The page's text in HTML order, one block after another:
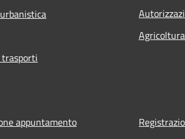
appuntamento